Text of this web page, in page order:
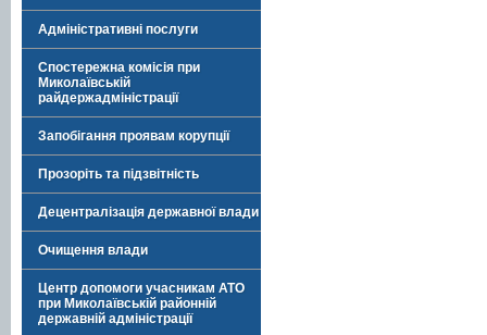
Адміністративні послуги
Спостережна комісія при
Миколаївській
райдержадміністрації
Запобігання проявам корупції
Прозоріть та підзвітність
Децентралізація державної влади
Очищення влади
Центр допомоги учасникам АТО
при Миколаївській районній
державній адміністрації